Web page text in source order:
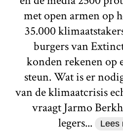
met open armen op
35.000
burgers van
konden rekenen op
steun. Wat is er
van de klimaatcrisis
vraagt Jarmo
legers...
Lees